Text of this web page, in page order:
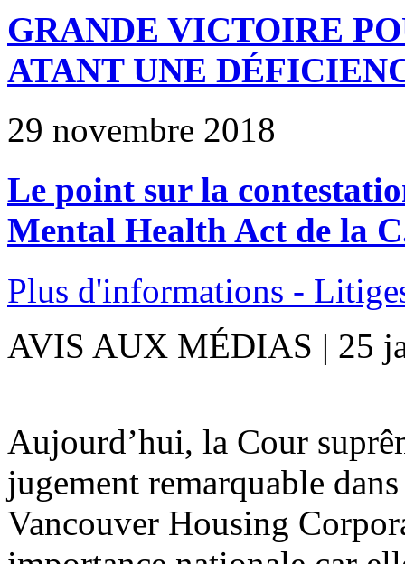
GRANDE VICTOIRE
ATANT UNE
29 novembre 2018
Le point sur la
Mental Health Act de la
Plus d'informations -
AVIS AUX MÉDIAS | 25
Aujourd’hui, la Cour
jugement remarquable
Vancouver Housing